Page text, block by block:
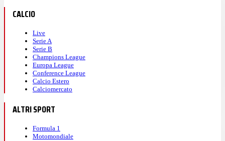
CALCIO
Live
Serie A
Serie B
Champions League
Europa League
Conference League
Calcio Estero
Calciomercato
ALTRI SPORT
Formula 1
Motomondiale